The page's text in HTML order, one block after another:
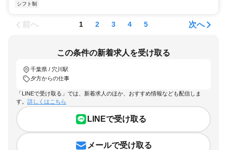
シフト制
前へ 1 2 3 4 5 次へ
この条件の新着求人を受け取る
千葉県 / 穴川駅
夕方からの仕事
「LINEで受け取る」では、新着求人のほか、おすすめ情報なども配信しま
す。 詳しくはこちら
LINEで受け取る
メールで受け取る